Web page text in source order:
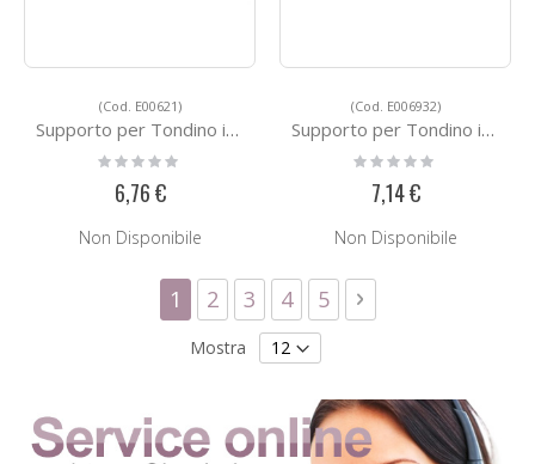
(Cod. E00621)
Supporto per Tondino in Acciaio E00621
Rating:
0%
6,76 €
Non Disponibile
(Cod. E006932)
Supporto per Tondino in Acciaio E006932
Rating:
0%
7,14 €
Non Disponibile
Pagina
Attualmente stai leggendo la
1 Pagina
2 Pagina
3 Pagina
4 Pagina
5 Pagina
Successivo
Mostra